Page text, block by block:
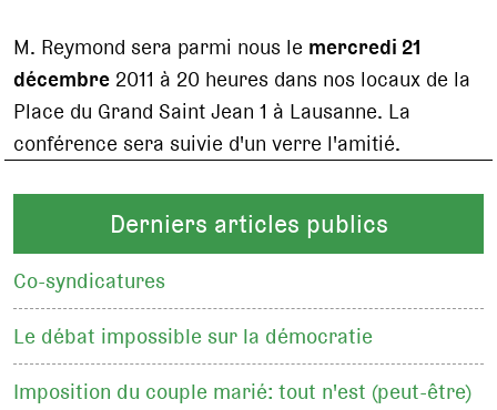
M. Reymond sera parmi nous le mercredi 21
décembre 2011 à 20 heures dans nos locaux de la
Place du Grand Saint Jean 1 à Lausanne. La
conférence sera suivie d'un verre l'amitié.
Derniers articles publics
Co-syndicatures
Le débat impossible sur la démocratie
Imposition du couple marié: tout n'est (peut-être)